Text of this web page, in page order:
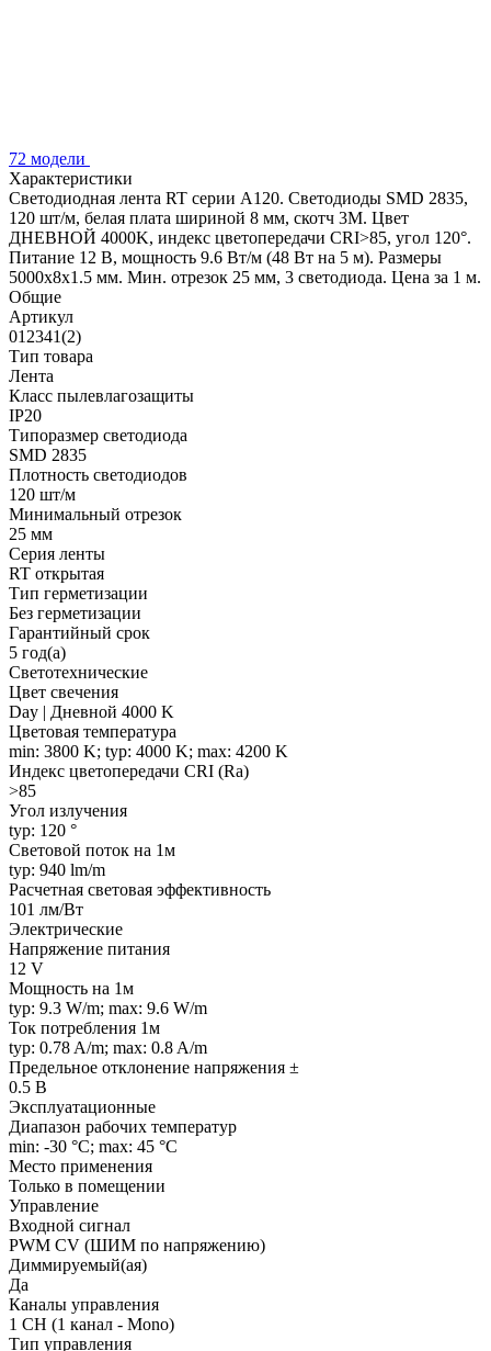
72 модели
Характеристики
Светодиодная лента RT серии A120. Светодиоды SMD 2835,
120 шт/м, белая плата шириной 8 мм, скотч 3M. Цвет
ДНЕВНОЙ 4000K, индекс цветопередачи CRI>85, угол 120°.
Питание 12 В, мощность 9.6 Вт/м (48 Вт на 5 м). Размеры
5000x8x1.5 мм. Мин. отрезок 25 мм, 3 светодиода. Цена за 1 м.
Общие
Артикул
012341(2)
Тип товара
Лента
Класс пылевлагозащиты
IP20
Типоразмер светодиода
SMD 2835
Плотность светодиодов
120 шт/м
Минимальный отрезок
25 мм
Серия ленты
RT открытая
Тип герметизации
Без герметизации
Гарантийный срок
5 год(а)
Светотехнические
Цвет свечения
Day | Дневной 4000 K
Цветовая температура
min: 3800 K; typ: 4000 K; max: 4200 K
Индекс цветопередачи CRI (Ra)
>85
Угол излучения
typ: 120 °
Световой поток на 1м
typ: 940 lm/m
Расчетная световая эффективность
101 лм/Вт
Электрические
Напряжение питания
12 V
Мощность на 1м
typ: 9.3 W/m; max: 9.6 W/m
Ток потребления 1м
typ: 0.78 A/m; max: 0.8 A/m
Предельное отклонение напряжения ±
0.5 В
Эксплуатационные
Диапазон рабочих температур
min: -30 °C; max: 45 °C
Место применения
Только в помещении
Управление
Входной сигнал
PWM СV (ШИМ по напряжению)
Диммируемый(ая)
Да
Каналы управления
1 CH (1 канал - Mono)
Тип управления